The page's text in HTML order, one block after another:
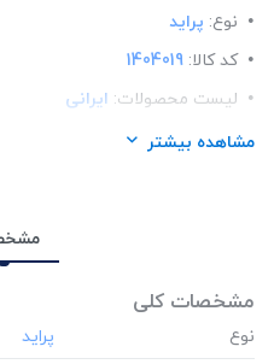
نوع: پراید
کد کالا: 1404019
لیست محصولات: ایرانی
برند:اماتا صمد
مشاهده بیشتر
مشخصات کلی
نوع